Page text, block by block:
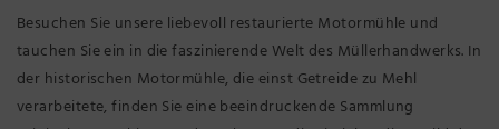
Besuchen Sie unsere liebevoll restaurierte Motormühle und
tauchen Sie ein in die faszinierende Welt des Müllerhandwerks. In
der historischen Motormühle, die einst Getreide zu Mehl
verarbeitete, finden Sie eine beeindruckende Sammlung